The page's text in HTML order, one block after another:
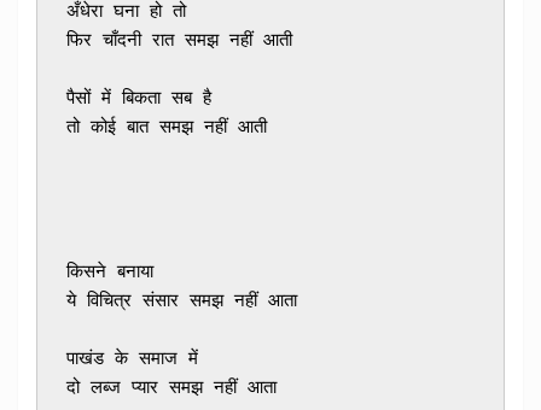
अँधेरा घना हो तो
फिर चाँदनी रात समझ नहीं आती
पैसों में बिकता सब है
तो कोई बात समझ नहीं आती
किसने बनाया
ये विचित्र संसार समझ नहीं आता
पाखंड के समाज में
दो लब्ज प्यार समझ नहीं आता